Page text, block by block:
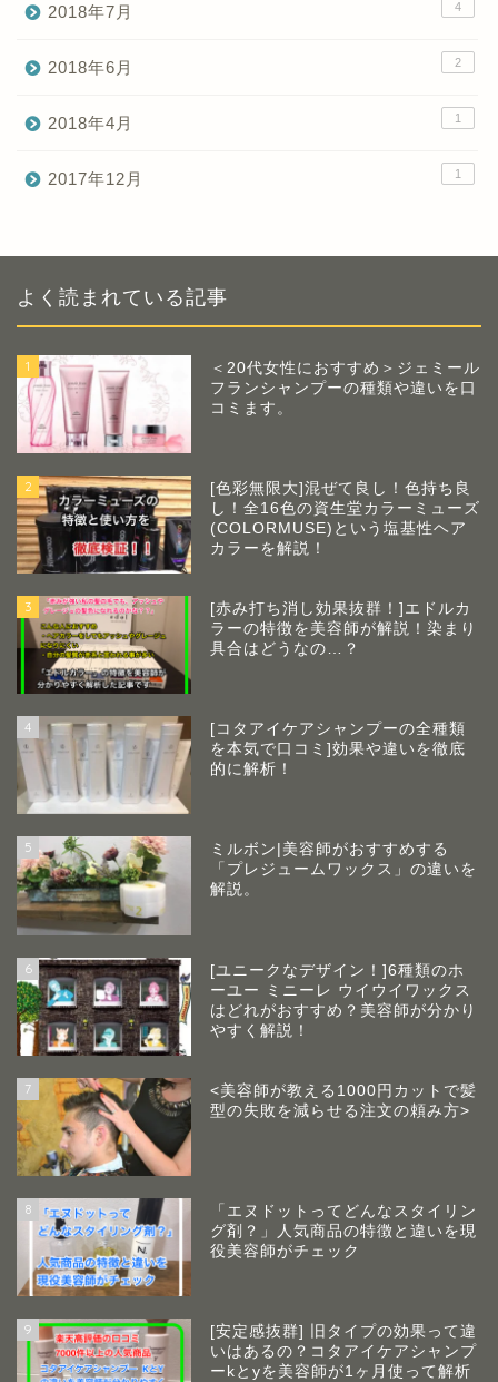
2018年7月 4
2018年6月 2
2018年4月 1
2017年12月 1
よく読まれている記事
1
＜20代女性におすすめ＞ジェミール
フランシャンプーの種類や違いを口
コミます。
2
[色彩無限大]混ぜて良し！色持ち良
し！全16色の資生堂カラーミューズ
(COLORMUSE)という塩基性ヘア
カラーを解説！
3
[赤み打ち消し効果抜群！]エドルカ
ラーの特徴を美容師が解説！染まり
具合はどうなの…？
4
[コタアイケアシャンプーの全種類
を本気で口コミ]効果や違いを徹底
的に解析！
5
ミルボン|美容師がおすすめする
「プレジュームワックス」の違いを
解説。
6
[ユニークなデザイン！]6種類のホ
ーユー ミニーレ ウイウイワックス
はどれがおすすめ？美容師が分かり
やすく解説！
7
<美容師が教える1000円カットで髪
型の失敗を減らせる注文の頼み方>
8
「エヌドットってどんなスタイリン
グ剤？」人気商品の特徴と違いを現
役美容師がチェック
9
[安定感抜群] 旧タイプの効果って違
いはあるの？コタアイケアシャンプ
ーkとyを美容師が1ヶ月使って解析